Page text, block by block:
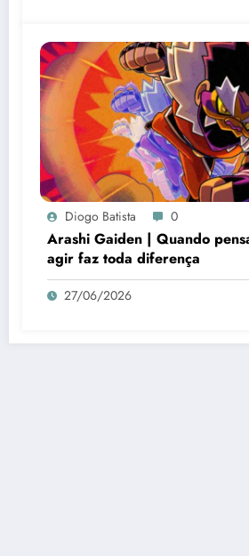
Diogo Batista 0
Arashi Gaiden | Quando
agir faz toda diferença
27/06/2026